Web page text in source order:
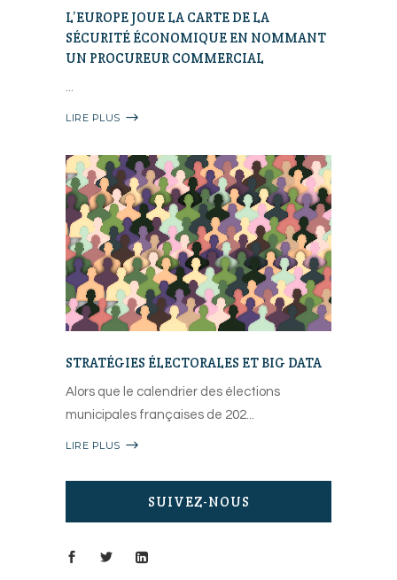
L’EUROPE JOUE LA CARTE DE LA
SÉCURITÉ ÉCONOMIQUE EN NOMMANT
UN PROCUREUR COMMERCIAL
LIRE PLUS
STRATÉGIES ÉLECTORALES ET BIG DATA
Alors que le calendrier des élections
municipales françaises de 202
LIRE PLUS
SUIVEZ-NOUS